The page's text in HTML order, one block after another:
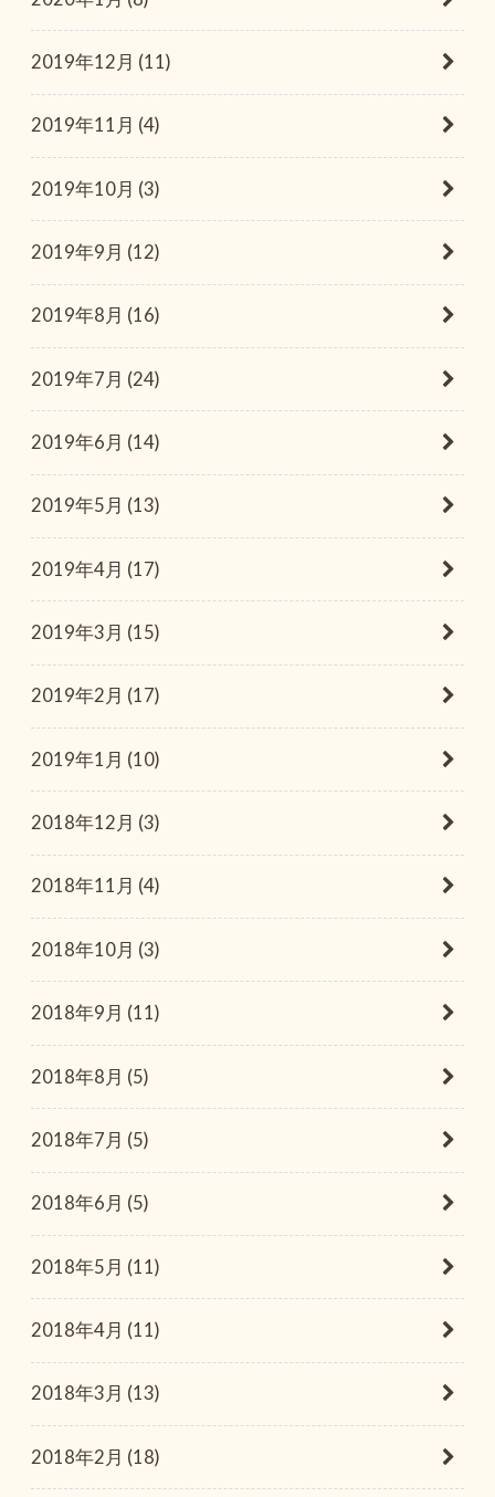
2019年12月 (11)
2019年11月 (4)
2019年10月 (3)
2019年9月 (12)
2019年8月 (16)
2019年7月 (24)
2019年6月 (14)
2019年5月 (13)
2019年4月 (17)
2019年3月 (15)
2019年2月 (17)
2019年1月 (10)
2018年12月 (3)
2018年11月 (4)
2018年10月 (3)
2018年9月 (11)
2018年8月 (5)
2018年7月 (5)
2018年6月 (5)
2018年5月 (11)
2018年4月 (11)
2018年3月 (13)
2018年2月 (18)